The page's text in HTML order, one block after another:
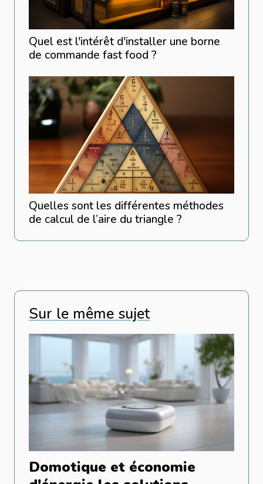
Quel est l'intérêt d'installer une borne
de commande fast food ?
Quelles sont les différentes méthodes
de calcul de l’aire du triangle ?
Sur le même sujet
Domotique et économie